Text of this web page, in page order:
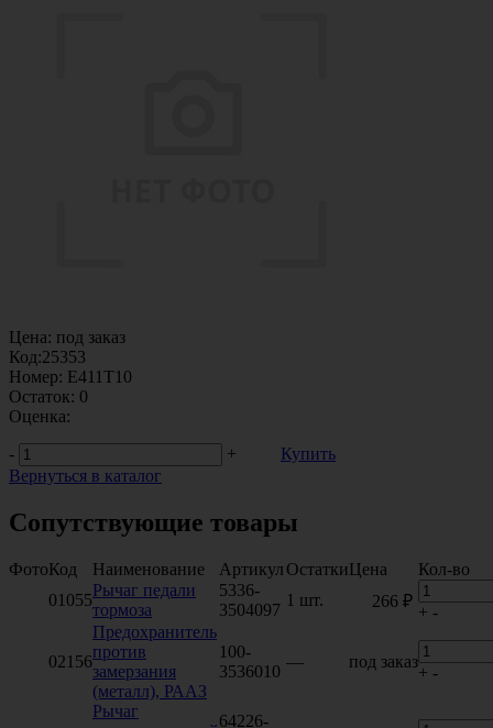
Цена: под заказ
Код:25353
Номер: E411T10
Остаток: 0
Оценка:
-
+
Купить
Вернуться в каталог
Сопутствующие товары
ФотоКод Наименование Артикул ОстаткиЦена
Кол-во
01055
Рычаг педали
тормоза
5336-
3504097
1 шт. 266 ₽
+ -
02156
Предохранитель
против
замерзания
(металл), РААЗ
100-
3536010
— под заказ
+ -
Рычаг
64226-